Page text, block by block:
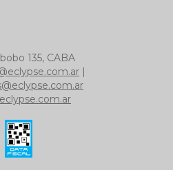
135, CABA